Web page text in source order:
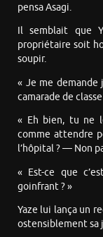
pensa Asagi.
Il semblait que
propriétaire soit
soupir.
« Je me
camarade de
« Eh bien, tu ne
comme attendre
l’hôpital ? — Non
« Est-ce que
goinfrant ? »
Yaze lui lança un
ostensiblement sa